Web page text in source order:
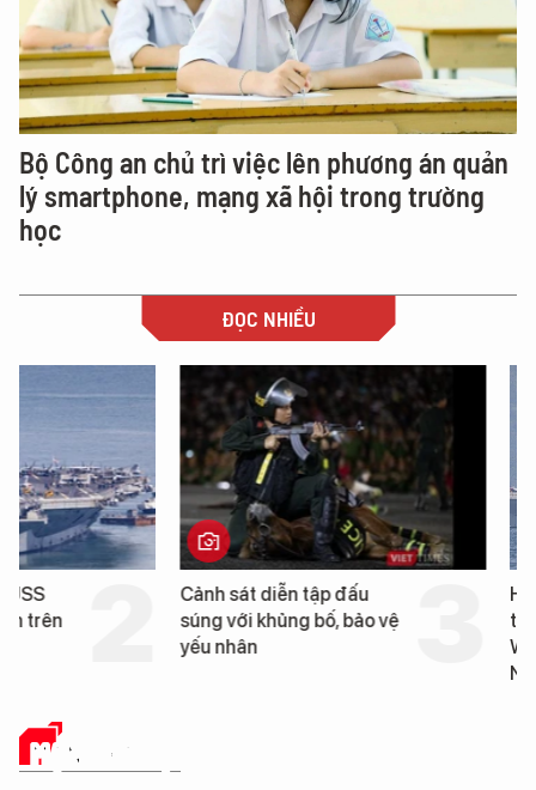
Bộ Công an chủ trì việc lên phương án quản
lý smartphone, mạng xã hội trong trường
học
ĐỌC NHIỀU
Cảnh sát diễn tập đấu
súng với khủng bố, bảo vệ
Hình ảnh đầu tiên về
tàu sân bay USS
Washington vừa đến
MẠNG XÃ HỘI